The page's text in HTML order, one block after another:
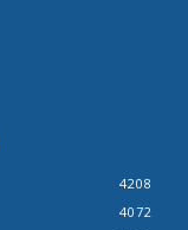
4208
4072